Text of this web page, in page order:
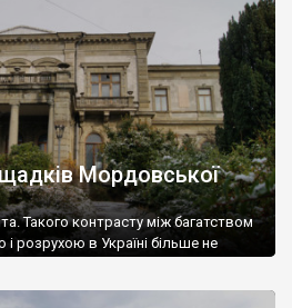
Мордовської
Такого контрасту між багатством
розрухою в Україні більше не